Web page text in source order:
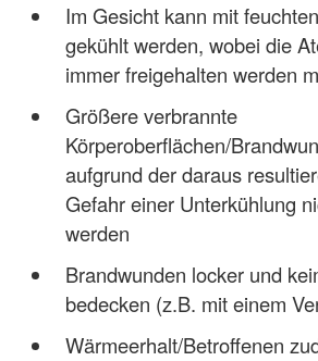
Im Gesicht kann mit
gekühlt werden, wobei die
immer freigehalten werden
Größere verbrannte
Körperoberflächen/
aufgrund der daraus
Gefahr einer Unterkühlung
werden
Brandwunden locker und
bedecken (z.B. mit einem
Wärmeerhalt/Betroffenen